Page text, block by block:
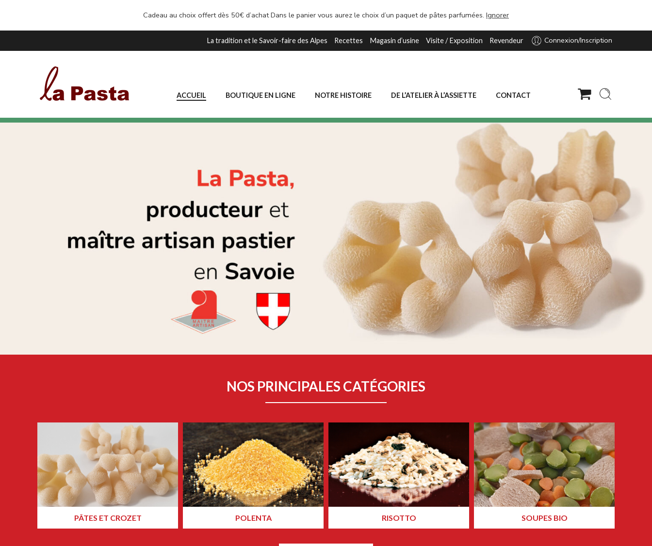
Cadeau au choix offert dès 50€ d’achat Dans le panier vous aurez le choix d’un paquet de pâtes parfumées. Ignorer
La tradition et le Savoir-faire des Alpes Recettes Magasin d’usine Visite / Exposition Revendeur Connexion/Inscription
ACCUEIL BOUTIQUE EN LIGNE NOTRE HISTOIRE DE L’ATELIER À L’ASSIETTE CONTACT
NOS PRINCIPALES CATÉGORIES
PÂTES ET CROZET POLENTA RISOTTO SOUPES BIO